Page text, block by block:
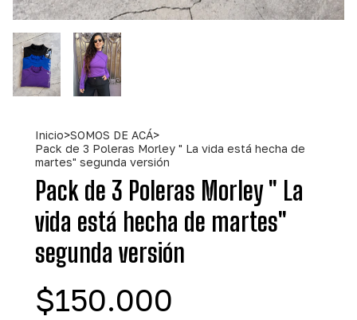
Inicio>SOMOS DE ACÁ>
Pack de 3 Poleras Morley " La vida está hecha de
martes" segunda versión
Pack de 3 Poleras Morley " La
vida está hecha de martes"
segunda versión
$150.000